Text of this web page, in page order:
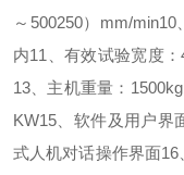
～ 500250） mm/min10
内11 、有效试验宽度：
13 、主机重量： 1500kg
KW15 、软件及用户界
式人机对话操作界面16